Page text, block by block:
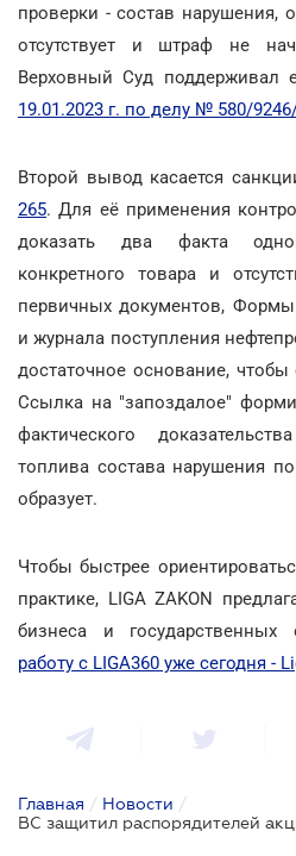
проверки - состав нарушения,
отсутствует и штраф не
Верховный Суд поддерживал
19.01.2023 г. по делу № 580/
Второй вывод касается
265. Для её применения
доказать два факта
конкретного товара и
первичных документов,
и журнала поступления
достаточное основание, чтобы
Ссылка на "запоздалое"
фактического
топлива состава нарушения
образует.
Чтобы быстрее
практике, LIGA ZAKON
бизнеса и государственных
работу с LIGA360 уже сегодня -
Главная / Новости /